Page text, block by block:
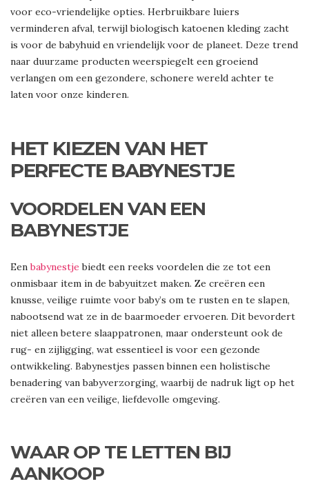
voor eco-vriendelijke opties. Herbruikbare luiers
verminderen afval, terwijl biologisch katoenen kleding zacht
is voor de babyhuid en vriendelijk voor de planeet. Deze trend
naar duurzame producten weerspiegelt een groeiend
verlangen om een gezondere, schonere wereld achter te
laten voor onze kinderen.
HET KIEZEN VAN HET
PERFECTE BABYNESTJE
VOORDELEN VAN EEN
BABYNESTJE
Eenbabynestjebiedt een reeks voordelen die ze tot een
onmisbaar item in de babyuitzet maken. Ze creëren een
knusse, veilige ruimte voor baby’s om te rusten en te slapen,
nabootsend wat ze in de baarmoeder ervoeren. Dit bevordert
niet alleen betere slaappatronen, maar ondersteunt ook de
rug- en zijligging, wat essentieel is voor een gezonde
ontwikkeling. Babynestjes passen binnen een holistische
benadering van babyverzorging, waarbij de nadruk ligt op het
creëren van een veilige, liefdevolle omgeving.
WAAR OP TE LETTEN BIJ
AANKOOP